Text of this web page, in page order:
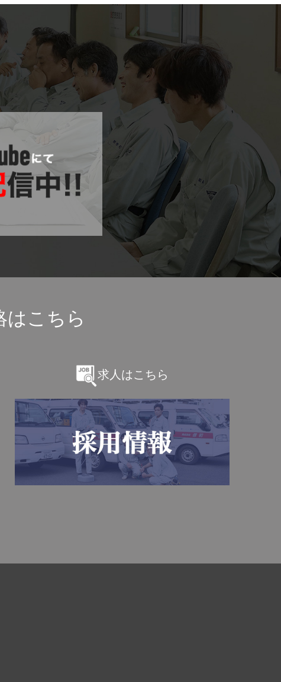
はこちら
求人はこちら